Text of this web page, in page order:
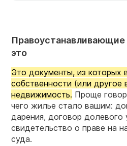
это
Это документы, из которых
собственности (или другое
недвижимость. Проще
чего жилье стало вашим:
дарения, договор долевого
свидетельство о праве на
суда.